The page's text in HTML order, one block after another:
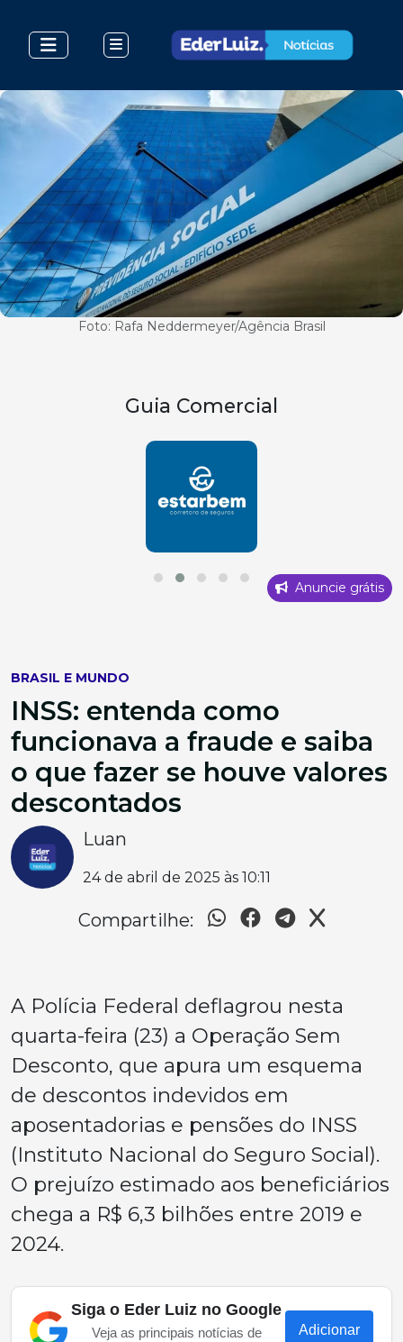
Foto: Rafa Neddermeyer/Agência Brasil
Guia Comercial
Anuncie grátis
BRASIL E MUNDO
INSS: entenda como
funcionava a fraude e saiba
o que fazer se houve valores
descontados
Luan
24 de abril de 2025 às 10:11
Compartilhe:
A Polícia Federal deflagrou nesta
quarta-feira (23) a Operação Sem
Desconto, que apura um esquema
de descontos indevidos em
aposentadorias e pensões do INSS
(Instituto Nacional do Seguro Social).
O prejuízo estimado aos beneficiários
chega a R$ 6,3 bilhões entre 2019 e
2024.
Siga o Eder Luiz no Google
Veja as principais notícias de
Adicionar